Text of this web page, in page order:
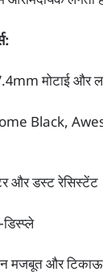
मोटाई और
Black,
और डस्ट रेसिस्टेंट
मजबूत और